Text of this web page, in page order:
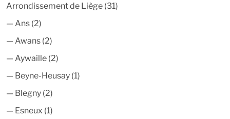
Arrondissement de Liège (31)
— Ans (2)
— Awans (2)
— Aywaille (2)
— Beyne-Heusay (1)
— Blegny (2)
— Esneux (1)